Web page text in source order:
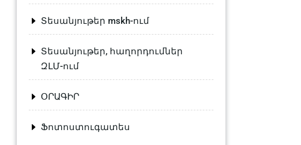
Տեսանյութեր mskh-ում
Տեսանյութեր, հաղորդումներ
ԶԼՄ-ում
ՕՐԱԳԻՐ
Ֆոտոստուգատես